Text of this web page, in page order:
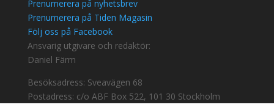
Prenumerera på nyhetsbrev
Prenumerera på Tiden Magasin
Följ oss på Facebook
Ansvarig utgivare och redaktör:
Daniel Färm
Besöksadress: Sveavägen 68
Postadress: c/o ABF Box 522, 101 30 Stockholm